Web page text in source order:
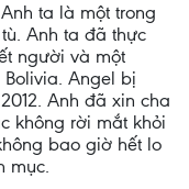
ta là một trong
Anh ta đã thực
người và một
Angel bị
Anh đã xin cha
không rời mắt khỏi
bao giờ hết lo
mục.